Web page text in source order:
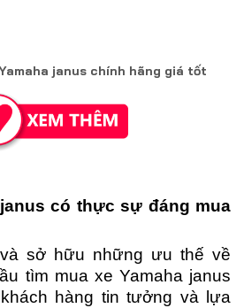
janus chính hãng giá tốt
có thực sự đáng mua
sở hữu những ưu thế về
tìm mua xe Yamaha janus
hàng tin tưởng và lựa